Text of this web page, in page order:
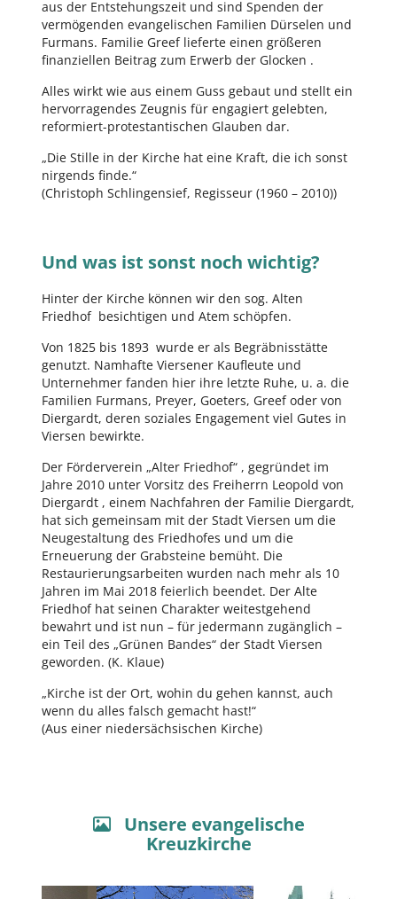
aus der Entstehungszeit und sind Spenden der
vermögenden evangelischen Familien Dürselen und
Furmans. Familie Greef lieferte einen größeren
finanziellen Beitrag zum Erwerb der Glocken .
Alles wirkt wie aus einem Guss gebaut und stellt ein
hervorragendes Zeugnis für engagiert gelebten,
reformiert-protestantischen Glauben dar.
„Die Stille in der Kirche hat eine Kraft, die ich sonst
nirgends finde.“
(Christoph Schlingensief, Regisseur (1960 – 2010))
Und was ist sonst noch wichtig?
Hinter der Kirche können wir den sog. Alten
Friedhof besichtigen und Atem schöpfen.
Von 1825 bis 1893 wurde er als Begräbnisstätte
genutzt. Namhafte Viersener Kaufleute und
Unternehmer fanden hier ihre letzte Ruhe, u. a. die
Familien Furmans, Preyer, Goeters, Greef oder von
Diergardt, deren soziales Engagement viel Gutes in
Viersen bewirkte.
Der Förderverein „Alter Friedhof“ , gegründet im
Jahre 2010 unter Vorsitz des Freiherrn Leopold von
Diergardt , einem Nachfahren der Familie Diergardt,
hat sich gemeinsam mit der Stadt Viersen um die
Neugestaltung des Friedhofes und um die
Erneuerung der Grabsteine bemüht. Die
Restaurierungsarbeiten wurden nach mehr als 10
Jahren im Mai 2018 feierlich beendet. Der Alte
Friedhof hat seinen Charakter weitestgehend
bewahrt und ist nun – für jedermann zugänglich –
ein Teil des „Grünen Bandes“ der Stadt Viersen
geworden. (K. Klaue)
„Kirche ist der Ort, wohin du gehen kannst, auch
wenn du alles falsch gemacht hast!“
(Aus einer niedersächsischen Kirche)
Unsere evangelische
Kreuzkirche